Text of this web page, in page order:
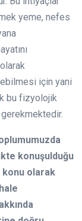
yeme, nefes
için yani
bu fizyolojik
gerekmektedir.
konuşulduğu
konu olarak